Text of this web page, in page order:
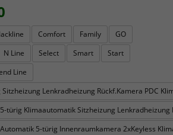
Comfort Family
GO
N Line Select Smart
Start
Line
Sitzheizung Lenkradheizung Rückf.Kamera PDC
türig Klimaautomatik Sitzheizung
Automatik 5-türig Innenraumkamera 2xKeyless